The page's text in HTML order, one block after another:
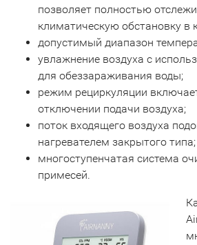
позволяет полностью
климатическую обстановку в
допустимый диапазон
увлажнение воздуха с
для обеззараживания воды;
режим рециркуляции
отключении подачи воздуха;
поток входящего воздуха
нагревателем закрытого типа;
многоступенчатая система
примесей.